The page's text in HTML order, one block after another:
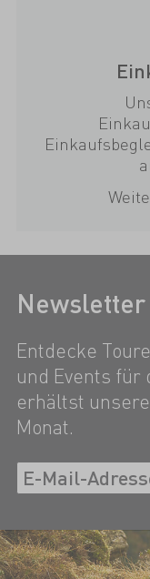
Newsletter
Entdecke
und Events für
erhältst
Monat.